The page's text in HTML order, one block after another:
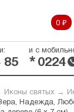
0 ₽
85
и с
* 0224
Иконы святых→
Надежда,